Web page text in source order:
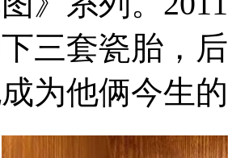
三套瓷胎，
为他俩今生